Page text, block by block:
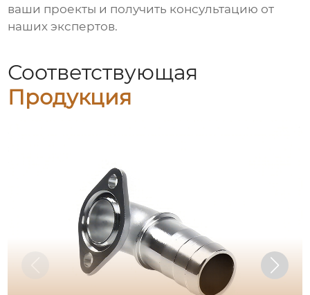
ваши проекты и получить консультацию от
наших экспертов.
Соответствующая
Продукция